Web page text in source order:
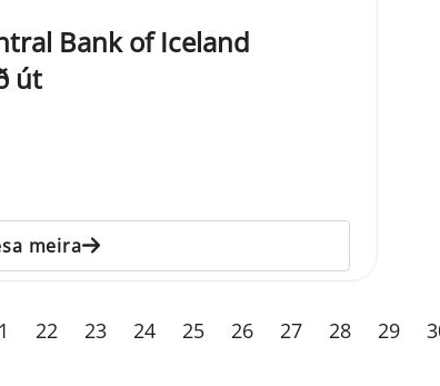
Bank of Iceland
út
meira
22 23 24 25 26 27 28 29